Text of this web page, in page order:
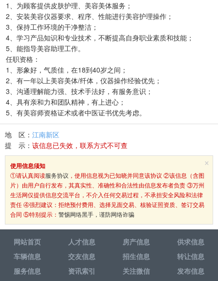
1、为顾客提供皮肤护理、美容美体服务；
2、安装美容仪器要求、程序、性能进行美容护理操作；
3、保持工作环境的干净整洁；
4、学习产品知识和专业技术，不断提高自身职业素质和技能；
5、能指导美容助理工作。
任职资格：
1、形象好，气质佳，在18到40岁之间；
2、有一年以上美容美体/纤体，仪器操作经验优先；
3、沟通理解能力强、技术手法好，有服务意识；
4、具有亲和力和团队精神，有上进心；
5、有美容师资格证术或者中医证书优先考虑。
地 区： 江南新区
提 示： 该信息已失效，联系方式不可查
×
使用信息须知
①请认真阅读服务协议 ，使用信息视为已知晓并同意该协议 ②该信息（含图
片）由用户自行发布，其真实性、准确性和合法性由信息发布者负责 ③万州
生活网仅提供信息交流平台，不介入任何交易过程，不承担安全风险和法律
责任 ④强烈建议：拒绝预付费用、选择见面交易、核验证照资质、签订交易
合同 ⑤特别提示： 警惕网络黑手，谨防网络诈骗
网站首页 人才信息 房产信息
供求信息
车辆信息
交友信息 招生信息
转让信息
服务信息
资讯索引 关注微信 发布信息